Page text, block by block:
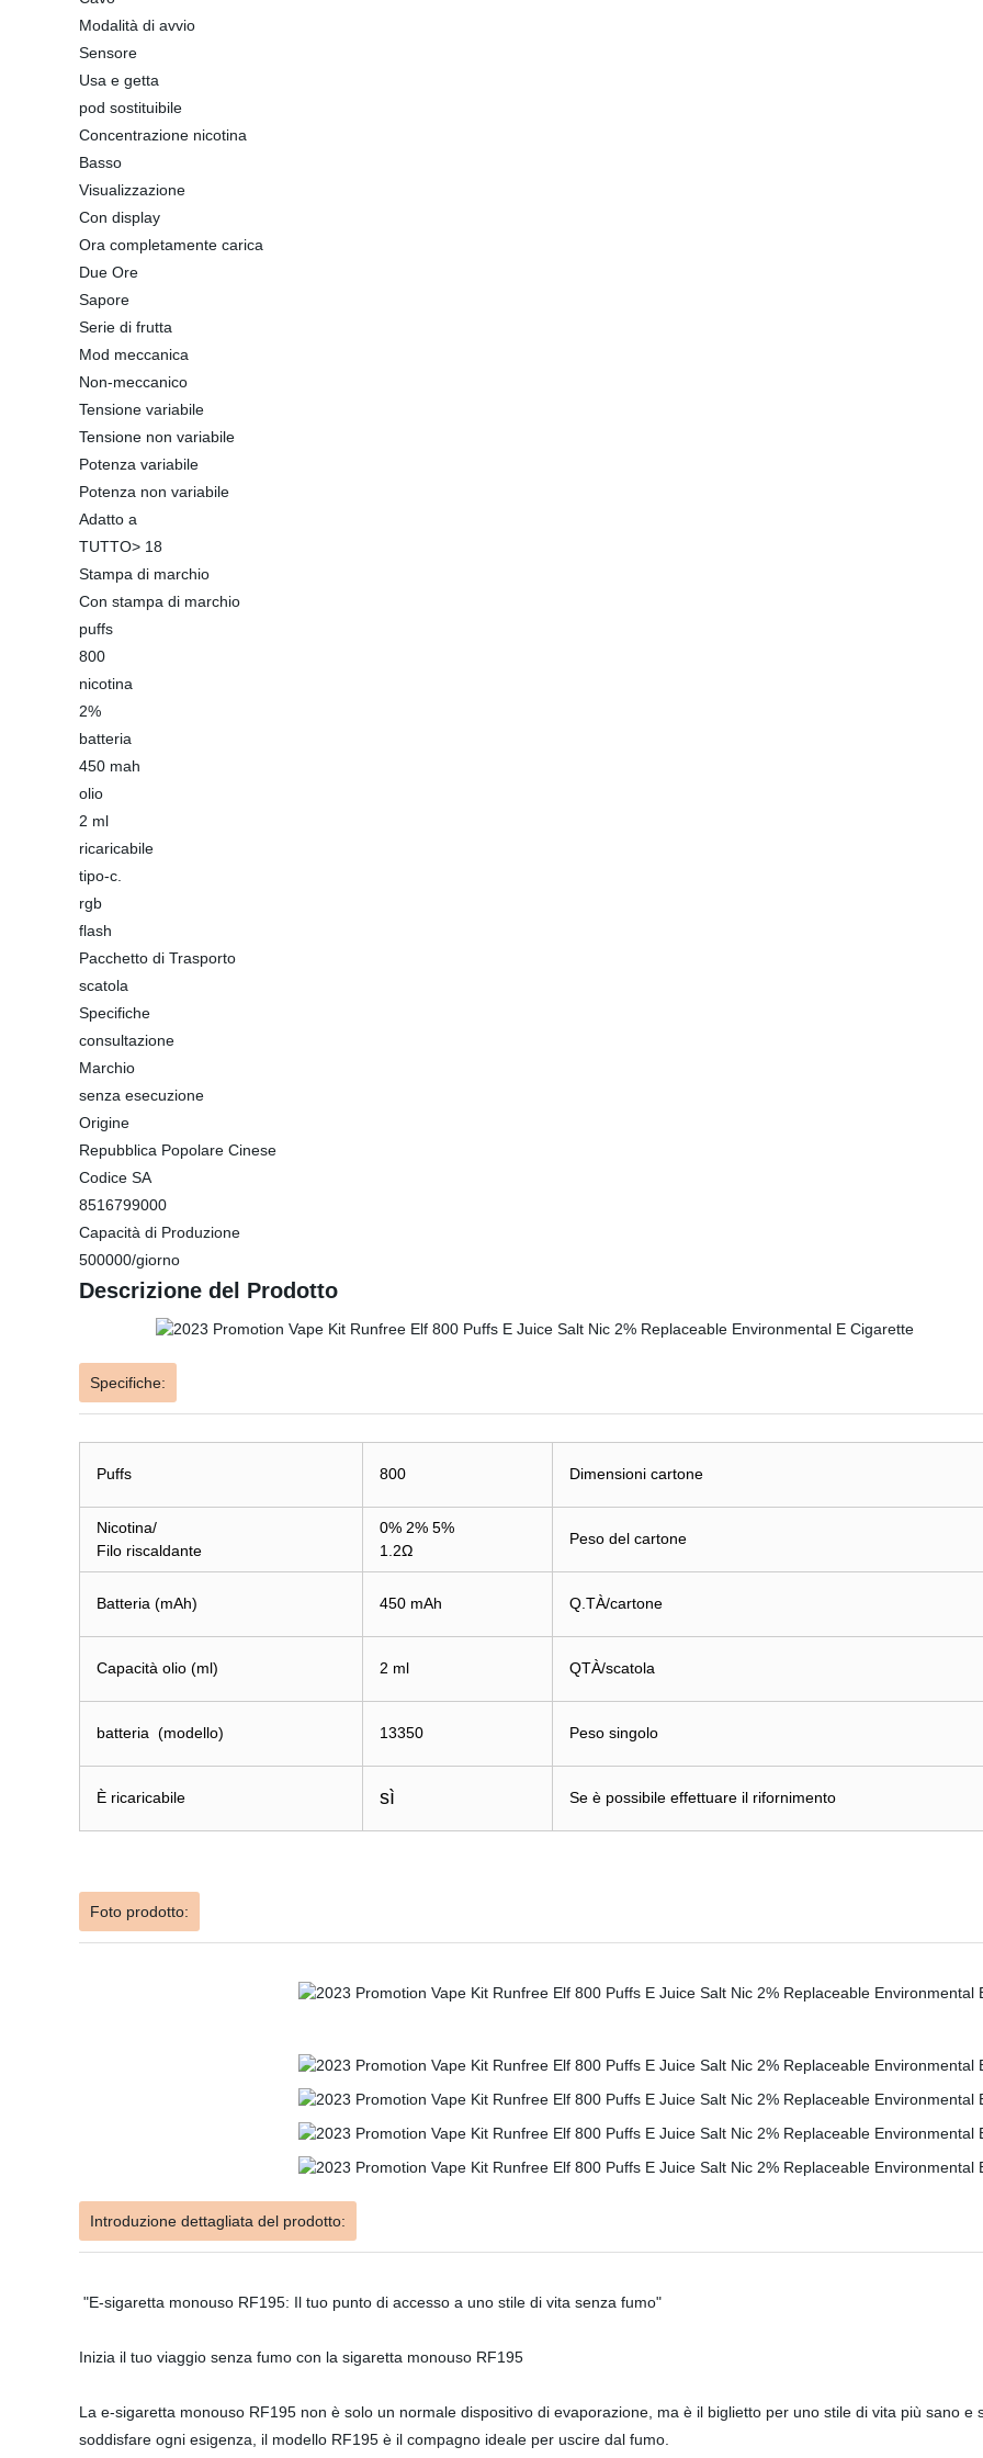
Modalità di avvio
Sensore
Usa e getta
pod sostituibile
Concentrazione nicotina
Basso
Visualizzazione
Con display
Ora completamente carica
Due Ore
Sapore
Serie di frutta
Mod meccanica
Non-meccanico
Tensione variabile
Tensione non variabile
Potenza variabile
Potenza non variabile
Adatto a
TUTTO> 18
Stampa di marchio
Con stampa di marchio
puffs
800
nicotina
2%
batteria
450 mah
olio
2 ml
ricaricabile
tipo-c.
rgb
flash
Pacchetto di Trasporto
scatola
Specifiche
consultazione
Marchio
senza esecuzione
Origine
Repubblica Popolare Cinese
Codice SA
8516799000
Capacità di Produzione
500000/giorno
Descrizione del Prodotto
Specifiche:
Puffs 800 Dimensioni cartone
Nicotina/
Filo riscaldante
0% 2% 5%
1.2Ω
Peso del cartone
Batteria (mAh) 450 mAh Q.TÀ/cartone
Capacità olio (ml) 2 ml QTÀ/scatola
batteria (modello) 13350 Peso singolo
È ricaricabile sì Se è possibile effettuare il rifornimento
Foto prodotto:
Introduzione dettagliata del prodotto:
"E-sigaretta monouso RF195: Il tuo punto di accesso a uno stile di vita senza fumo"
Inizia il tuo viaggio senza fumo con la sigaretta monouso RF195
La e-sigaretta monouso RF195 non è solo un normale dispositivo di evaporazione, ma è il biglietto per uno stile di vita più sano
soddisfare ogni esigenza, il modello RF195 è il compagno ideale per uscire dal fumo.